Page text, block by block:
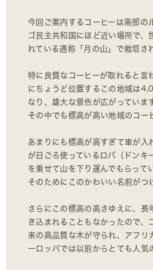
今回ご案内するコーヒーは南部の
ゴ民主共和国にほど近い場所で、
れている通称「月の山」で栽培さ
特に良質なコーヒーが取れると言
にちょうど位置するこの地域は
なり、雄大な景色が広がっていま
その中でも標高が高い地域のコー
あまりにも標高が高すぎて車が入
が日ごろ使っているロバ（ドンキ
を乗せて山を下り運んでもらって
そのためにこのかわいい名前がつ
さらにこの標高の高さゆえに、長
き込まれることもなかったので、
来の高品質な木が守られ、アフリ
ーロッパでは以前からとても人気